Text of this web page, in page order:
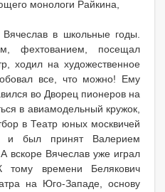
монологи Райкина,
в школьные годы.
фехтованием, посещал
ходил на художественное
все, что можно! Ему
во Дворец пионеров на
в авиамодельный кружок,
в Театр юных москвичей
был принят Валерием
вскоре Вячеслав уже играл
тому времени Белякович
на Юго-Западе, основу